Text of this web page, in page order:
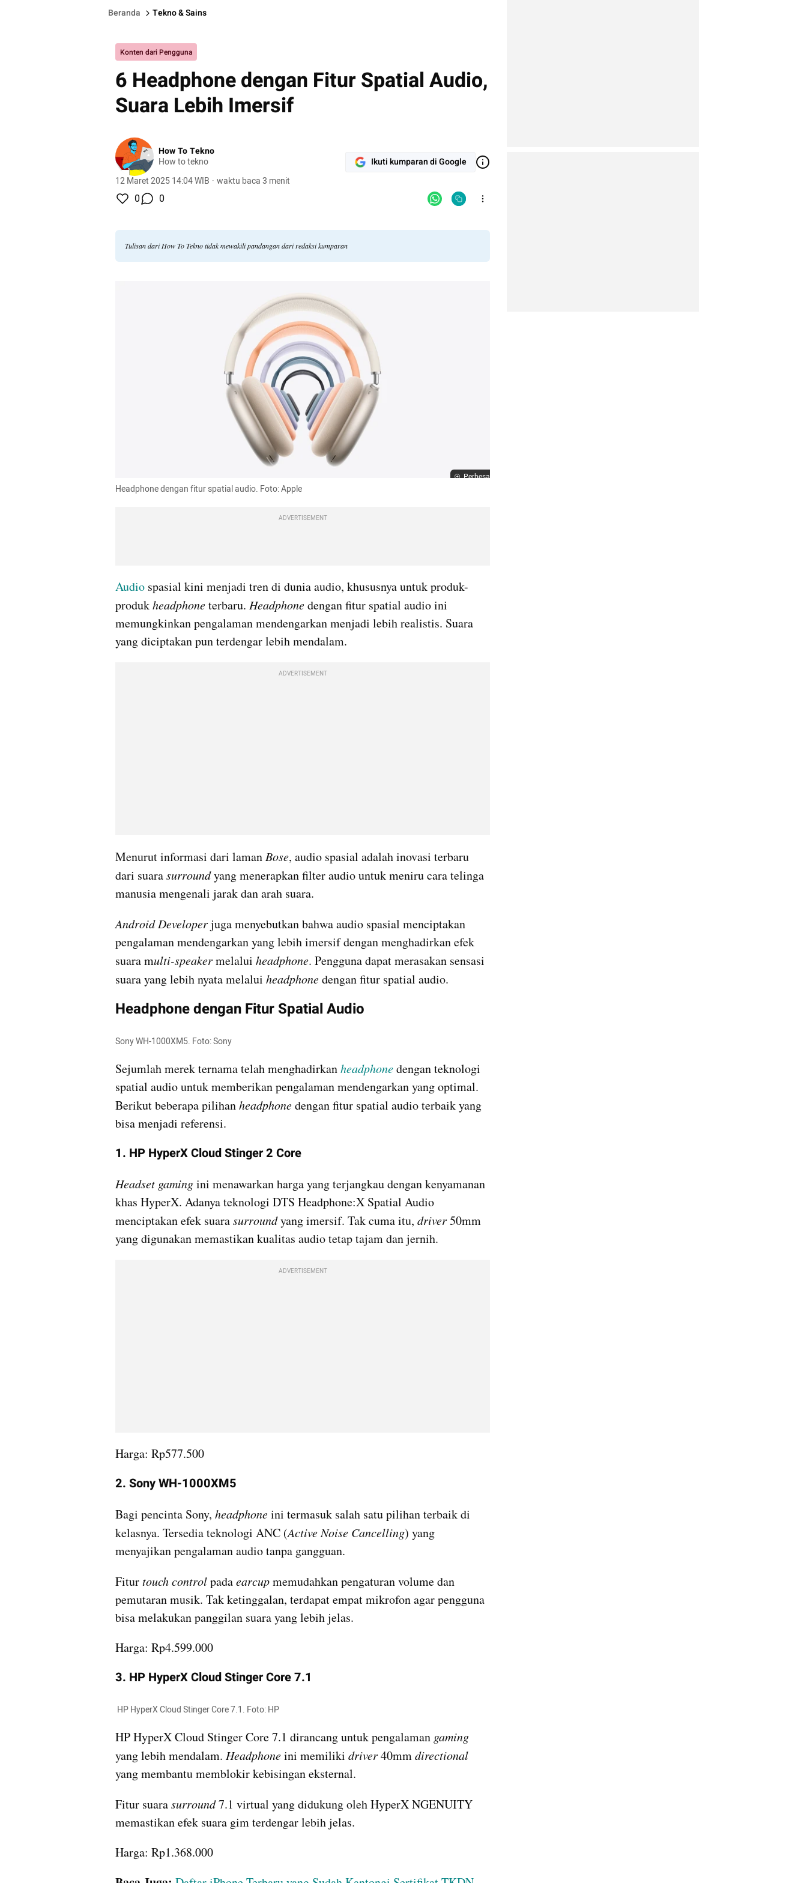
Beranda Tekno & Sains
Konten dari Pengguna
6 Headphone dengan Fitur Spatial Audio,
Suara Lebih Imersif
How To Tekno
How to tekno
12 Maret 2025 14:04 WIB · waktu baca 3 menit
Ikuti kumparan di Google
0 0
Tulisan dari How To Tekno tidak mewakili pandangan dari redaksi kumparan
Perbesar
Headphone dengan fitur spatial audio. Foto: Apple
ADVERTISEMENT
Audio spasial kini menjadi tren di dunia audio, khususnya untuk produk-
produk headphone terbaru. Headphone dengan fitur spatial audio ini
memungkinkan pengalaman mendengarkan menjadi lebih realistis. Suara
yang diciptakan pun terdengar lebih mendalam.
ADVERTISEMENT
Menurut informasi dari laman Bose, audio spasial adalah inovasi terbaru
dari suara surround yang menerapkan filter audio untuk meniru cara telinga
manusia mengenali jarak dan arah suara.
Android Developer juga menyebutkan bahwa audio spasial menciptakan
pengalaman mendengarkan yang lebih imersif dengan menghadirkan efek
suara multi-speaker melalui headphone. Pengguna dapat merasakan sensasi
suara yang lebih nyata melalui headphone dengan fitur spatial audio.
Headphone dengan Fitur Spatial Audio
Sony WH-1000XM5. Foto: Sony
Sejumlah merek ternama telah menghadirkan headphone dengan teknologi
spatial audio untuk memberikan pengalaman mendengarkan yang optimal.
Berikut beberapa pilihan headphone dengan fitur spatial audio terbaik yang
bisa menjadi referensi.
1. HP HyperX Cloud Stinger 2 Core
Headset gaming ini menawarkan harga yang terjangkau dengan kenyamanan
khas HyperX. Adanya teknologi DTS Headphone:X Spatial Audio
menciptakan efek suara surround yang imersif. Tak cuma itu, driver 50mm
yang digunakan memastikan kualitas audio tetap tajam dan jernih.
ADVERTISEMENT
Harga: Rp577.500
2. Sony WH-1000XM5
Bagi pencinta Sony, headphone ini termasuk salah satu pilihan terbaik di
kelasnya. Tersedia teknologi ANC (Active Noise Cancelling) yang
menyajikan pengalaman audio tanpa gangguan.
Fitur touch control pada earcup memudahkan pengaturan volume dan
pemutaran musik. Tak ketinggalan, terdapat empat mikrofon agar pengguna
bisa melakukan panggilan suara yang lebih jelas.
Harga: Rp4.599.000
3. HP HyperX Cloud Stinger Core 7.1
HP HyperX Cloud Stinger Core 7.1. Foto: HP
HP HyperX Cloud Stinger Core 7.1 dirancang untuk pengalaman gaming
yang lebih mendalam. Headphone ini memiliki driver 40mm directional
yang membantu memblokir kebisingan eksternal.
Fitur suara surround 7.1 virtual yang didukung oleh HyperX NGENUITY
memastikan efek suara gim terdengar lebih jelas.
Harga: Rp1.368.000